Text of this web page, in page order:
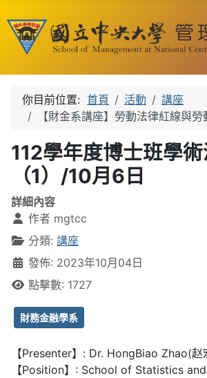
你目前位置: 首頁 活動
講座
【財金系講座】勞動法律紅線與勞
112學年度博士班學
（1）/10月6日
詳細內容
作者 mgtcc
分類: 講座
發佈: 2023年10月04日
點擊數: 1727
財務金融學系
【Presenter】: Dr. HongBiao Zhao(赵
【Position】: School of Statistics